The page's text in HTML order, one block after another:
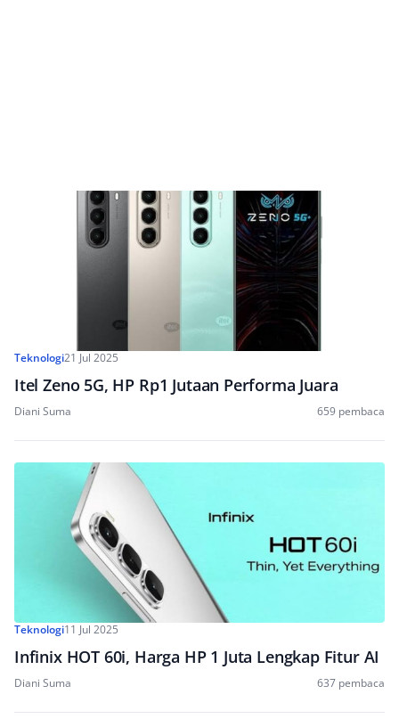
Teknologi21 Jul 2025
Itel Zeno 5G, HP Rp1 Jutaan Performa Juara
Diani Suma 659 pembaca
Teknologi11 Jul 2025
Infinix HOT 60i, Harga HP 1 Juta Lengkap Fitur AI
Diani Suma 637 pembaca